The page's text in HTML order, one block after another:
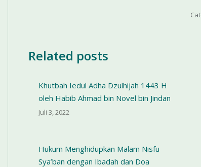
Related posts
Khutbah Iedul Adha Dzulhijah 1443 H
oleh Habib Ahmad bin Novel bin Jindan
Juli 3, 2022
Hukum Menghidupkan Malam Nisfu
Sya’ban dengan Ibadah dan Doa